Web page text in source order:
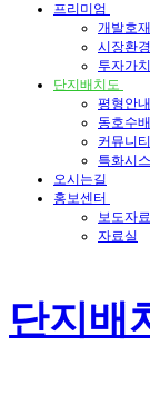
프리미엄
개발호재
시장환경
투자가치
단지배치도
평형안내
동호수
커뮤니티
특화시
오시는길
홍보센터
보도자료
자료실
단지배